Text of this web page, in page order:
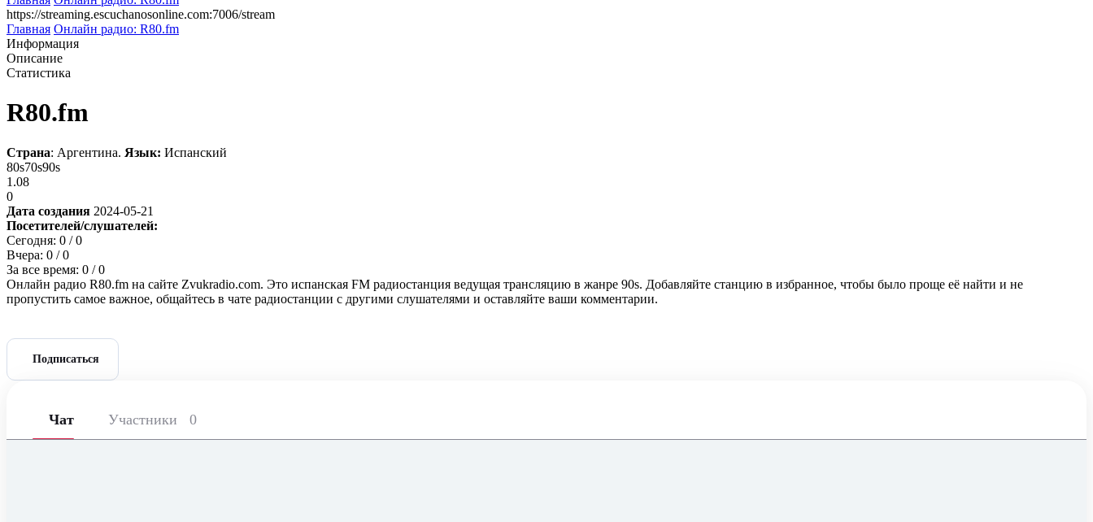
https://streaming.escuchanosonline.com:7006/stream
Главная Онлайн радио: R80.fm
Информация
Описание
Статистика
R80.fm
Страна: Аргентина. Язык: Испанский
80s70s90s
1.08
0
Дата создания 2024-05-21
Посетителей/слушателей:
Сегодня: 0 / 0
Вчера: 0 / 0
За все время: 0 / 0
Онлайн радио R80.fm на сайте Zvukradio.com. Это испанская FM радиостанция ведущая трансляцию в жанре 90s. Добавляйте станцию в избранное, чтобы было проще её найти и не
пропустить самое важное, общайтесь в чате радиостанции с другими слушателями и оставляйте ваши комментарии.
Подписаться
Чат Участники 0